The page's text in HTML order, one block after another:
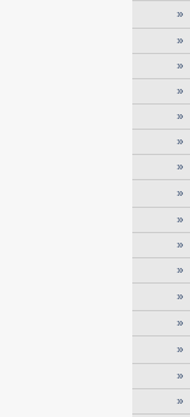
»
»
»
»
»
»
»
»
»
»
»
»
»
»
»
»